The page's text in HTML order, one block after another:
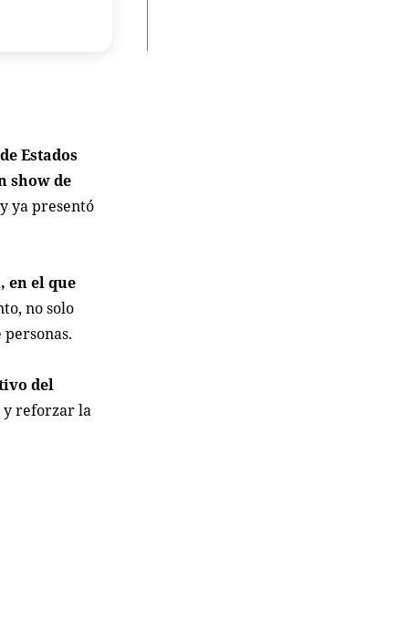
Estados
show de
ya presentó
en el que
no solo
del
y reforzar la